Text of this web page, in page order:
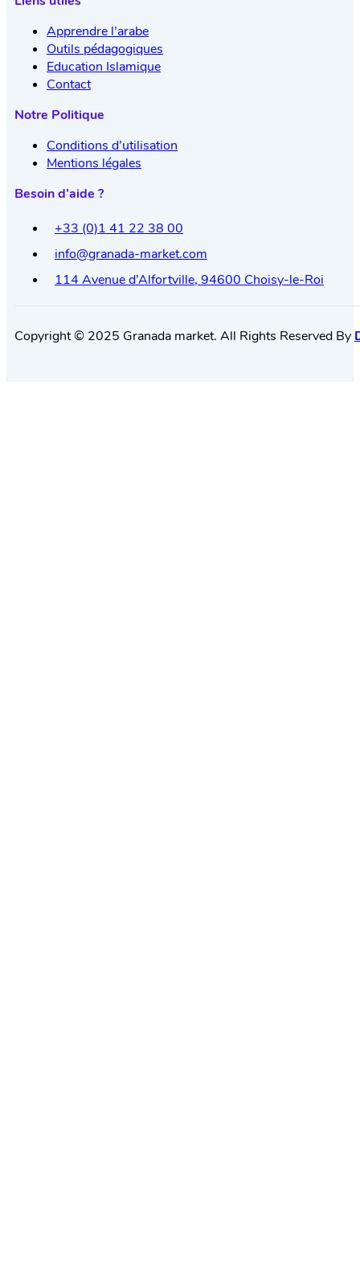
Apprendre l’arabe
Outils pédagogiques
Education Islamique
Contact
Notre Politique
Conditions d’utilisation
Mentions légales
Besoin d’aide ?
+33 (0)1 41 22 38 00
info@granada-market.com
114 Avenue d’Alfortville, 94600 Choisy-le-Roi
Copyright © 2025 Granada market. All Rights Reserved By